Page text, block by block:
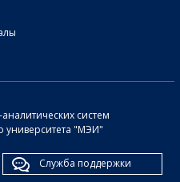
систем
университета "МЭИ"
Служба поддержки